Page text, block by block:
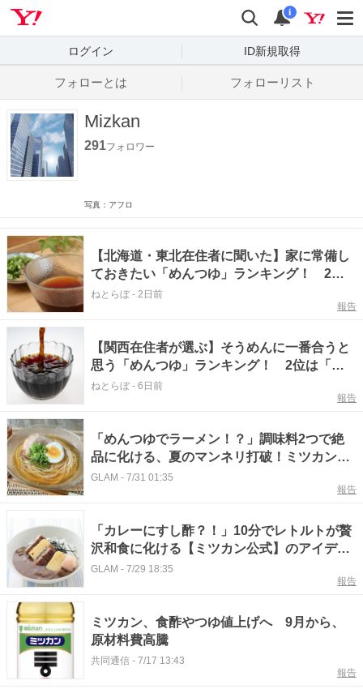
検索
通知
i
ログイン ID新規取得
フォローとは フォローリスト
Mizkan
291フォロワー
写真：アフロ
【北海道・東北在住者に聞いた】家に常備し
ておきたい「めんつゆ」ランキング！ 2位
は「追いがつおつゆ（ミツカン）」、1位
ねとらぼ- 2日前
報告
【関西在住者が選ぶ】そうめんに一番合うと
思う「めんつゆ」ランキング！ 2位は「追
いがつおつゆ（ミツカン）」、1位は？
ねとらぼ- 6日前
報告
「めんつゆでラーメン！？」調味料2つで絶
品に化ける、夏のマンネリ打破！ミツカン公
式の頼もしい一杯とは
GLAM - 7/31 01:35
報告
「カレーにすし酢？！」10分でレトルトが贅
沢和食に化ける【ミツカン公式】のアイデア
レシピとは
GLAM - 7/29 18:35
報告
ミツカン、食酢やつゆ値上げへ 9月から、
原材料費高騰
共同通信 - 7/17 13:43
報告